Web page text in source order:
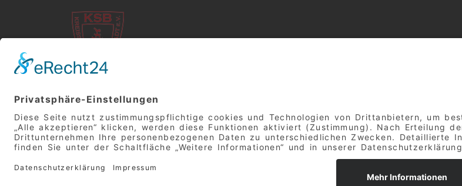
Folgt uns in den Sozialen
Netzwerken